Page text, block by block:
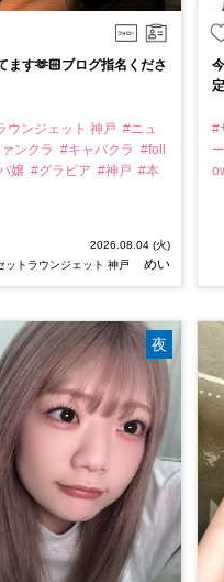
ます🫶🏻ブログ指名くださ
ウンジェット 神戸 #ニュ
ンクラ #キャバクラ #foll
嬢 #グラビア #神戸 #本
2026.08.04 (火)
ットラウンジェット 神戸
めい
#
夜